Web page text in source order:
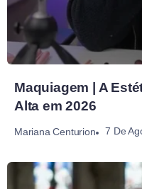
Maquiagem | A
Alta em 2026
Mariana Centurion 7 De